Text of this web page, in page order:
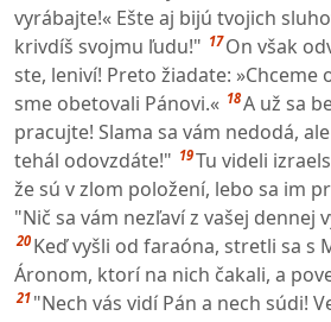
vyrábajte!« Ešte aj bijú tvojich
krivdíš svojmu ľudu!" 17 On však
ste, leniví! Preto žiadate: »Chceme
sme obetovali Pánovi.« 18A už sa
pracujte! Slama sa vám nedodá,
tehál odovzdáte!" 19Tu videli
že sú v zlom položení, lebo sa im
"Nič sa vám nezľaví z vašej dennej
20 Keď vyšli od faraóna, stretli sa s
Áronom, ktorí na nich čakali, a
21 "Nech vás vidí Pán a nech súdi!